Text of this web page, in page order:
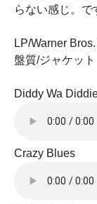
らない感じ。
LP/Warner
盤質/ジャケッ
Diddy Wa
Crazy Blues